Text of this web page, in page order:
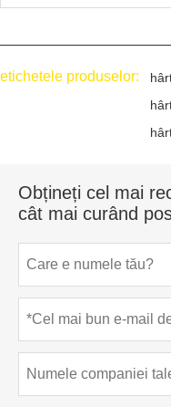
etichetele produselor:
Obțineți cel mai
cât mai curând